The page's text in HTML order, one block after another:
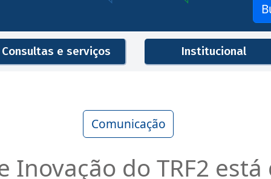
Consultas e serviços Institucional
Comunicação
Inovação do TRF2 está